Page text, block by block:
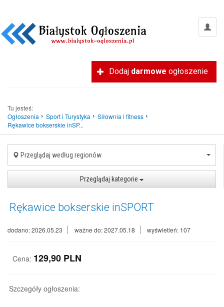
Dodaj darmowe ogłoszenie
Tu jesteś:
Ogłoszenia
Sport i Turystyka
Siłownia i fitness
Rękawice bokserskie inSP...
Przeglądaj według regionów
Przeglądaj kategorie
Rękawice bokserskie inSPORT
dodano: 2026.05.23 ważne do: 2027.05.18 wyświetleń: 107
Cena: 129,90 PLN
Szczegóły ogłoszenia: